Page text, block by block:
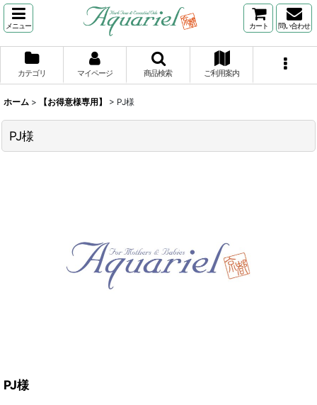
メニュー カート 問い合わせ
カテゴリ マイページ 商品検索 ご利用案内
ホーム > 【お得意様専用】 > PJ様
PJ様
PJ様